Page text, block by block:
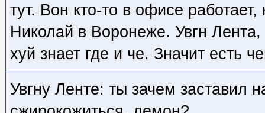
тут. Вон кто-то в офисе
Николай в Воронеже. Увгн Лента,
хуй знает где и че. Значит есть
Увгну Ленте: ты зачем заставил